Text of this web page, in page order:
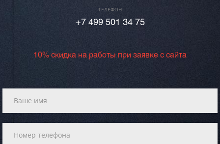
ТЕЛЕФОН
+7 499 501 34 75
10% скидка на работы при заявке с сайта